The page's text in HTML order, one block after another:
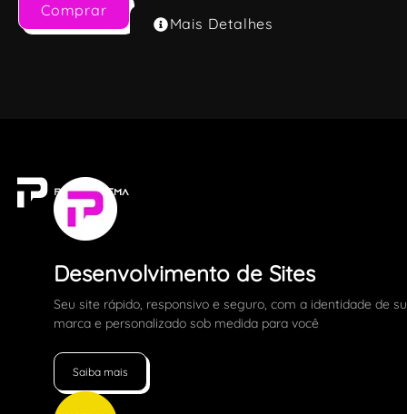
Comprar
Mais Detalhes
Desenvolvimento de Sites
Seu site rápido, responsivo e seguro, com a identidade de
marca e personalizado sob medida para você
Saiba mais